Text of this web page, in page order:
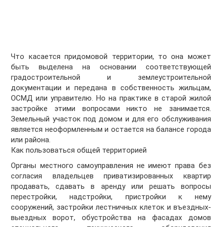
Что касается придомовой территории, то она может
быть выделена на основании соответствующей
градостроительной и землеустроительной
документации и передана в собственность жильцам,
ОСМД или управителю. Но на практике в старой жилой
застройке этими вопросами никто не занимается.
Земельный участок под домом и для его обслуживания
является неоформленным и остается на балансе города
или района.
Как пользоваться общей территорией
Органы местного самоуправления не имеют права без
согласия владельцев приватизированных квартир
продавать, сдавать в аренду или решать вопросы
перестройки, надстройки, пристройки к нему
сооружений, застройки лестничных клеток и въездных-
выездных ворот, обустройства на фасадах домов